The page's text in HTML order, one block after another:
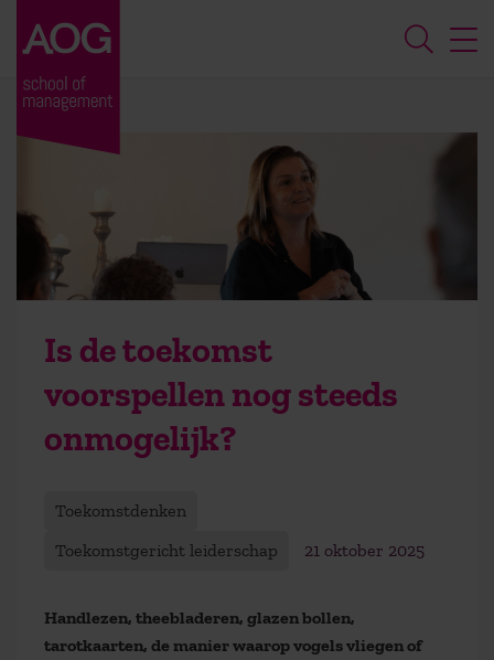
Is de toekomst
voorspellen nog steeds
onmogelijk?
Toekomstdenken
Toekomstgericht leiderschap
21 oktober 2025
Handlezen, theebladeren, glazen bollen,
tarotkaarten, de manier waarop vogels vliegen of